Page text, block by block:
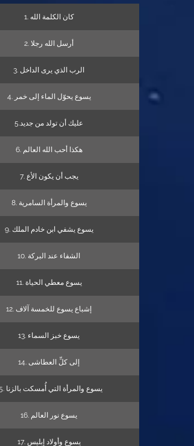
1. كان الكلمة الله
2. أرسل الله رجلا
3. الرب الذي يرى الداخل
4. يسوع يحوّل الماء إلى خمر
5.عليك أن تولد من جديد
6. هكذا أحب الله العالم
7. يجب أن يكون الأع
8. يسوع والمرأة السامرية
9. يسوع يشفي ابن خادم الملك
10. الشفاء عند البركة
11. يسوع معطي الحياة
12. إشباع يسوع للخمسة آلاف
13. يسوع خبز السماء
14. إلى كلِّ العطاشى
15. يسوع والمرأة التي أُمسكت بالزنا
16. يسوع نور العالم
17. يسوع وأولاد إبليس